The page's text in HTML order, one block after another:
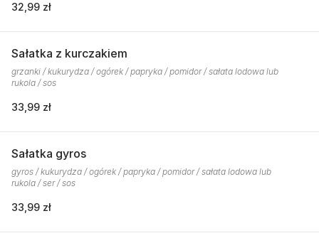
32,99 zł
Sałatka z kurczakiem
grzanki / kukurydza / ogórek / papryka / pomidor / sałata lodowa lub
rukola / sos
33,99 zł
Sałatka gyros
gyros / kukurydza / ogórek / papryka / pomidor / sałata lodowa lub
rukola / ser / sos
33,99 zł